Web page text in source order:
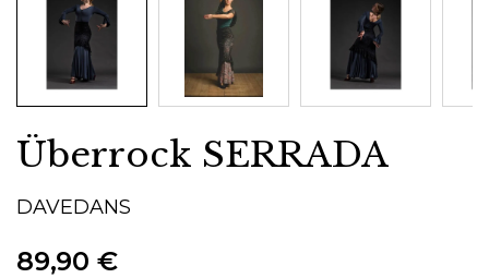
Überrock SERRADA
DAVEDANS
89,90 €